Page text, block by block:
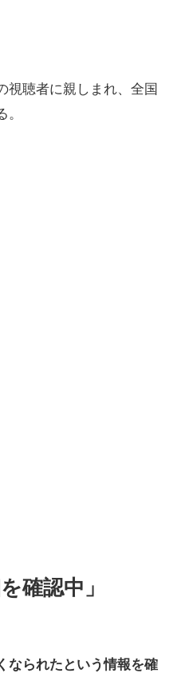
視聴者に親しまれ、全国
確認中」
なられたという情報を確